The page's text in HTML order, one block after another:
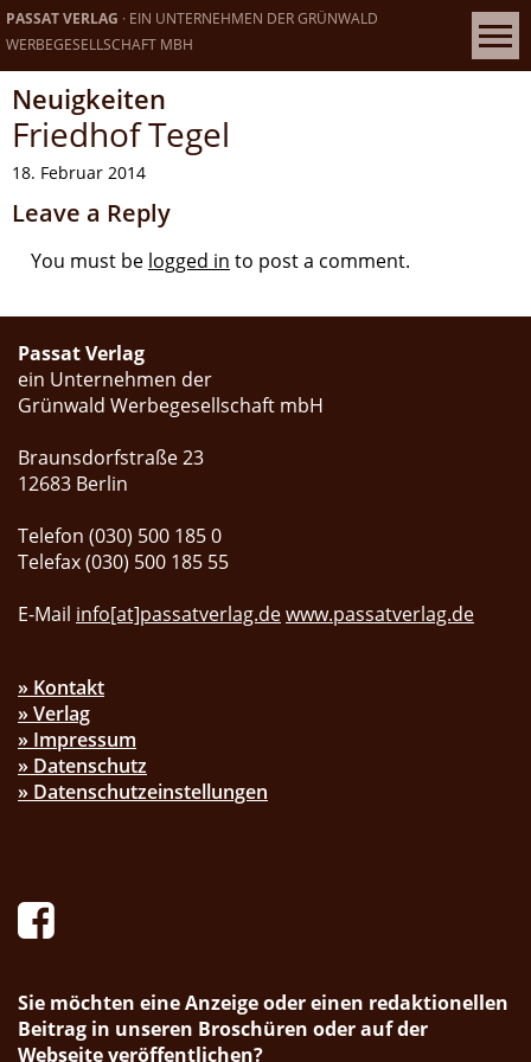
PASSAT VERLAG · EIN UNTERNEHMEN DER GRÜNWALD
WERBEGESELLSCHAFT MBH
Neuigkeiten
Friedhof Tegel
18. Februar 2014
Leave a Reply
You must be logged in to post a comment.
Passat Verlag
ein Unternehmen der
Grünwald Werbegesellschaft mbH
Braunsdorfstraße 23
12683 Berlin
Telefon (030) 500 185 0
Telefax (030) 500 185 55
E-Mail info[at]passatverlag.dewww.passatverlag.de
» Kontakt
» Verlag
» Impressum
» Datenschutz
» Datenschutzeinstellungen
Sie möchten eine Anzeige oder einen redaktionellen
Beitrag in unseren Broschüren oder auf der
Webseite veröffentlichen?